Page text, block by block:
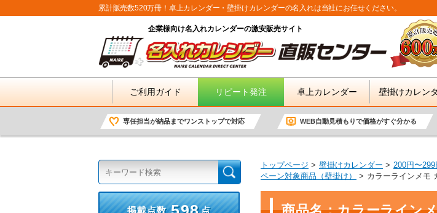
累計販売数520万冊！卓上カレンダー・壁掛けカレンダーの名入れは当社にお任せください。
企業様向け名入れカレンダーの激安販売サイト
ご利用ガイド リピート発注 卓上カレンダー 壁掛けカレン
専任担当が納品までワンストップで対応 WEB自動見積もりで価格がすぐ分かる
トップページ 壁掛けカレンダー 200円〜299
ペーン対象商品（壁掛け）
カラーラインメモ
掲載点数 点